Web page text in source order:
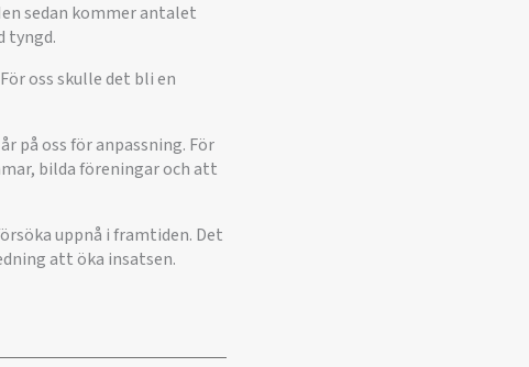
sedan kommer antalet
tyngd.
oss skulle det bli en
oss för anpassning. För
bilda föreningar och att
uppnå i framtiden. Det
att öka insatsen.